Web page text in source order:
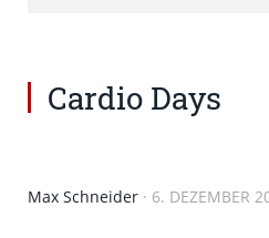
Cardio Days
Max Schneider · 6. DEZEMBER